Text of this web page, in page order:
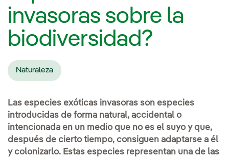
invasoras sobre la
biodiversidad?
Naturaleza
Las especies exóticas invasoras son especies
introducidas de forma natural, accidental o
intencionada en un medio que no es el suyo y que,
después de cierto tiempo, consiguen adaptarse a él
y colonizarlo. Estas especies representan una de las